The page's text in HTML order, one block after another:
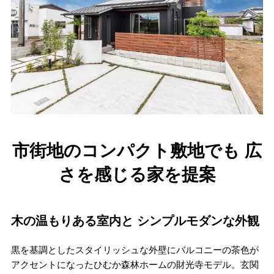
市街地のコンパクト敷地でも 広
さを感じる家を提案
木の温もりある室内と シンプルモダンな外観
黒を基調としたスタイリッシュな外壁にバルコニーの茶色が
アクセントになったひむか森林ホームの財光寺モデル。玄関